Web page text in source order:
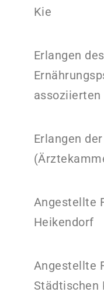
Kie
Erlangen
assoziierten
Erlangen
Angestellte
Heikendorf
Angestellte
Städtischen